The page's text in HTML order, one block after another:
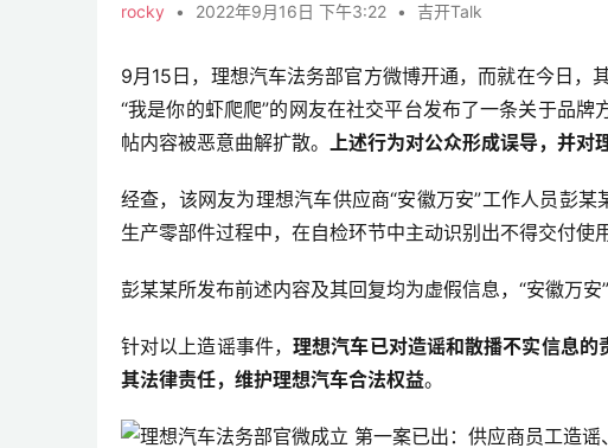
rocky • 2022年9月16日 下午3:22 • 吉开Talk
9月15日，理想汽车法务部官方微博开通，而就在今日
“我是你的虾爬爬”的网友在社交平台发布了一条关于品
帖内容被恶意曲解扩散。 上述行为对公众形成误导，并对
经查，该网友为理想汽车供应商“安徽万安”工作人员彭
生产零部件过程中，在自检环节中主动识别出不得交付使
彭某某所发布前述内容及其回复均为虚假信息，“安徽万
针对以上造谣事件，理想汽车已对造谣和散播不实信息的
其法律责任，维护理想汽车合法权益。